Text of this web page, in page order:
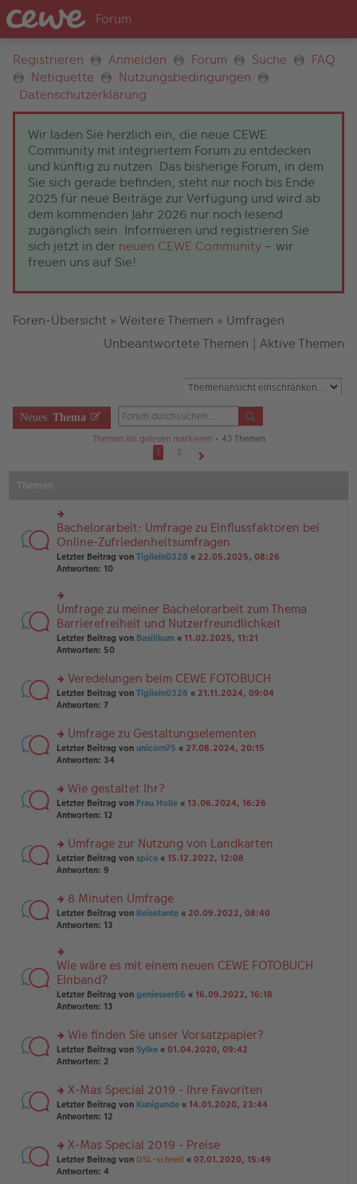
Registrieren Anmelden Forum Suche
FAQ
Netiquette
Nutzungsbedingungen
Datenschutzerklärung
Wir laden Sie herzlich ein, die neue CEWE
Community mit integriertem Forum zu entdecken
und künftig zu nutzen. Das bisherige Forum, in dem
Sie sich gerade befinden, steht nur noch bis Ende
2025 für neue Beiträge zur Verfügung und wird ab
dem kommenden Jahr 2026 nur noch lesend
zugänglich sein. Informieren und registrieren Sie
sich jetzt in der neuen CEWE Community – wir
freuen uns auf Sie!
Foren-Übersicht » Weitere Themen » Umfragen
Unbeantwortete Themen | Aktive Themen
Neues Thema
Themen als gelesen markieren• 43 Themen
1
2
rs
te
r
u
n
el
es
e
n
er
tr
a
g
Bachelorarbeit: Umfrage zu Einflussfaktoren bei
Online-Zufriedenheitsumfragen
Letzter Beitrag von Tigilein0328 « 22.05.2025, 08:26
Antworten: 10
rs
te
r
u
n
el
es
e
B
ei
tr
g
Umfrage zu meiner Bachelorarbeit zum Thema
Barrierefreiheit und Nutzerfreundlichkeit
Letzter Beitrag von Basilikum « 11.02.2025, 11:21
Antworten: 50
rs
te
n
g
el
e
n
er
tr
a
g
Veredelungen beim CEWE FOTOBUCH
Letzter Beitrag von Tigilein0328 « 21.11.2024, 09:04
Antworten: 7
rs
te
n
g
el
e
n
er
tr
a
g
Umfrage zu Gestaltungselementen
Letzter Beitrag von unicorn75 « 27.08.2024, 20:15
Antworten: 34
rs
te
n
g
el
e
n
er
tr
a
g
Wie gestaltet Ihr?
Letzter Beitrag von Frau Holle « 13.06.2024, 16:26
Antworten: 12
rs
te
n
g
el
e
n
er
B
ei
tr
g
Umfrage zur Nutzung von Landkarten
Letzter Beitrag von spica « 15.12.2022, 12:08
Antworten: 9
rs
te
u
n
g
el
es
e
er
B
ei
tr
g
8 Minuten Umfrage
Letzter Beitrag von Reisetante « 20.09.2022, 08:40
Antworten: 13
rs
te
r
u
n
el
es
e
B
ei
tr
g
Wie wäre es mit einem neuen CEWE FOTOBUCH
EInband?
Letzter Beitrag von geniesser66 « 16.09.2022, 16:18
Antworten: 13
rs
te
n
g
el
e
n
er
Wie finden Sie unser Vorsatzpapier?
Letzter Beitrag von Sylke « 01.04.2020, 09:42
Antworten: 2
rs
te
n
g
el
X-Mas Special 2019 - Ihre Favoriten
Letzter Beitrag von Kunigunde « 14.01.2020, 23:44
Antworten: 12
rs
te
X-Mas Special 2019 - Preise
Letzter Beitrag von DSL-schnell « 07.01.2020, 15:49
Antworten: 4